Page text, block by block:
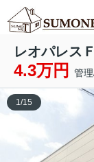
レオパレス
4.3万円 管
1/15